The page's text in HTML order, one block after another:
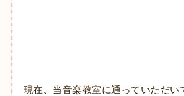
現在、当音楽教室に通っていただい